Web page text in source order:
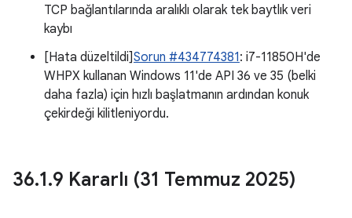
TCP bağlantılarında aralıklı olarak tek baytlık veri
kaybı
[Hata düzeltildi]Sorun #434774381: i7-11850H'de
WHPX kullanan Windows 11'de API 36 ve 35 (belki
daha fazla) için hızlı başlatmanın ardından konuk
çekirdeği kilitleniyordu.
36.1.9 Kararlı (31 Temmuz 2025)